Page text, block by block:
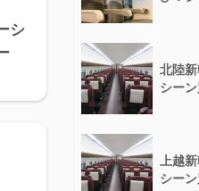
シ
北陸
シー
上越
シー